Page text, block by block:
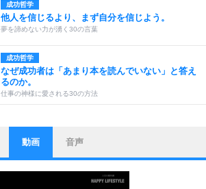
成功哲学
他人を信じるより、まず自分を信じよう。
夢を諦めない力が湧く30の言葉
成功哲学
なぜ成功者は「あまり本を読んでいない」と答え
るのか。
仕事の神様に愛される30の方法
ストレス対策
他人と比べない。
いっそのこと、他人を見ない。
いらいらしない人になる30の方法
動画 音声